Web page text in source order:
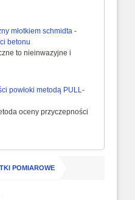
młotkiem schmidta -
betonu
to nieinwazyjne i
powłoki metodą PULL-
oceny przyczepności
POMIAROWE